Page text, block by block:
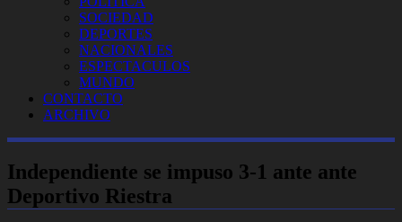
SOCIEDAD
DEPORTES
NACIONALES
ESPECTACULOS
MUNDO
CONTACTO
ARCHIVO
Independiente se impuso 3-1 ante ante
Deportivo Riestra